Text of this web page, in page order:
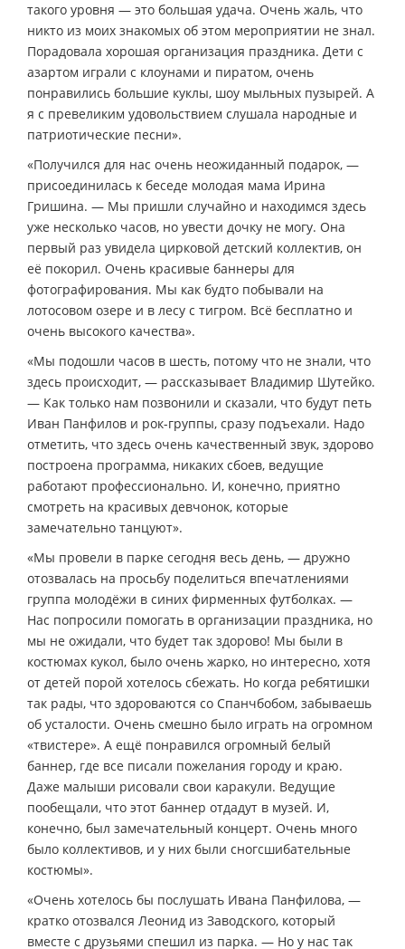
такого уровня — это большая удача. Очень жаль, что
никто из моих знакомых об этом мероприятии не знал.
Порадовала хорошая организация праздника. Дети с
азартом играли с клоунами и пиратом, очень
понравились большие куклы, шоу мыльных пузырей. А
я с превеликим удовольствием слушала народные и
патриотические песни».
«Получился для нас очень неожиданный подарок, —
присоединилась к беседе молодая мама Ирина
Гришина. — Мы пришли случайно и находимся здесь
уже несколько часов, но увести дочку не могу. Она
первый раз увидела цирковой детский коллектив, он
её покорил. Очень красивые баннеры для
фотографирования. Мы как будто побывали на
лотосовом озере и в лесу с тигром. Всё бесплатно и
очень высокого качества».
«Мы подошли часов в шесть, потому что не знали, что
здесь происходит, — рассказывает Владимир Шутейко.
— Как только нам позвонили и сказали, что будут петь
Иван Панфилов и рок-группы, сразу подъехали. Надо
отметить, что здесь очень качественный звук, здорово
построена программа, никаких сбоев, ведущие
работают профессионально. И, конечно, приятно
смотреть на красивых девчонок, которые
замечательно танцуют».
«Мы провели в парке сегодня весь день, — дружно
отозвалась на просьбу поделиться впечатлениями
группа молодёжи в синих фирменных футболках. —
Нас попросили помогать в организации праздника, но
мы не ожидали, что будет так здорово! Мы были в
костюмах кукол, было очень жарко, но интересно, хотя
от детей порой хотелось сбежать. Но когда ребятишки
так рады, что здороваются со Спанчбобом, забываешь
об усталости. Очень смешно было играть на огромном
«твистере». А ещё понравился огромный белый
баннер, где все писали пожелания городу и краю.
Даже малыши рисовали свои каракули. Ведущие
пообещали, что этот баннер отдадут в музей. И,
конечно, был замечательный концерт. Очень много
было коллективов, и у них были сногсшибательные
костюмы».
«Очень хотелось бы послушать Ивана Панфилова, —
кратко отозвался Леонид из Заводского, который
вместе с друзьями спешил из парка. — Но у нас так